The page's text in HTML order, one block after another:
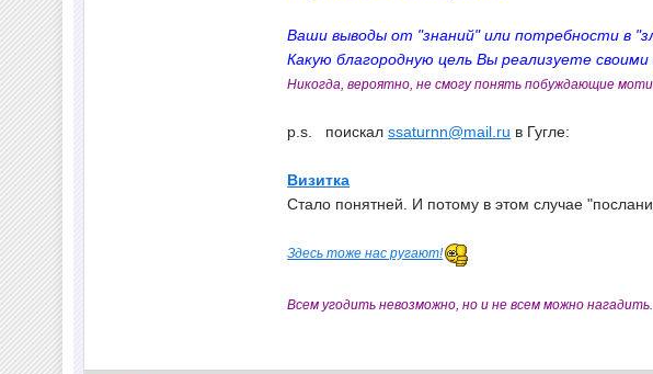
Ваши выводы от "знаний" или потребности в
Какую благородную цель Вы реализуете своими
Никогда, вероятно, не смогу понять побуждающие
p.s. поискалssaturnn@mail.ru в Гугле:
Визитка
Стало понятней. И потому в этом случае
Здесь тоже нас ругают!
Всем угодить невозможно, но и не всем можно нагадить.